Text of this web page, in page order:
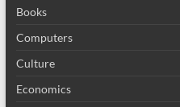
Books
Computers
Culture
Economics